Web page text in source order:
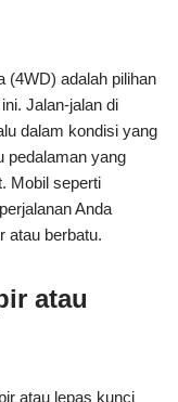
(4WD) adalah pilihan
Jalan-jalan di
dalam kondisi yang
pedalaman yang
Mobil seperti
Anda
atau berbatu.
atau
atau lepas kunci